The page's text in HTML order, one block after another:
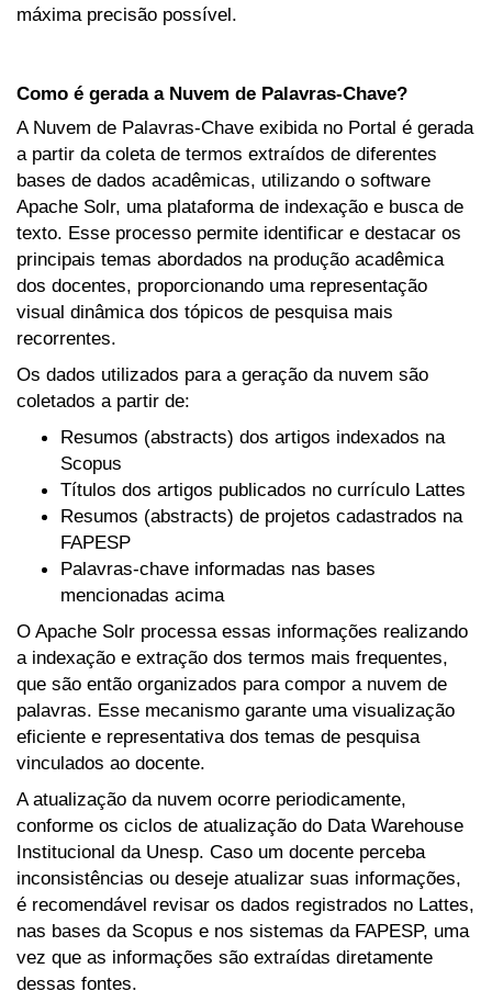
máxima precisão possível.
Como é gerada a Nuvem de Palavras-Chave?
A Nuvem de Palavras-Chave exibida no Portal é gerada
a partir da coleta de termos extraídos de diferentes
bases de dados acadêmicas, utilizando o software
Apache Solr, uma plataforma de indexação e busca de
texto. Esse processo permite identificar e destacar os
principais temas abordados na produção acadêmica
dos docentes, proporcionando uma representação
visual dinâmica dos tópicos de pesquisa mais
recorrentes.
Os dados utilizados para a geração da nuvem são
coletados a partir de:
Resumos (abstracts) dos artigos indexados na
Scopus
Títulos dos artigos publicados no currículo Lattes
Resumos (abstracts) de projetos cadastrados na
FAPESP
Palavras-chave informadas nas bases
mencionadas acima
O Apache Solr processa essas informações realizando
a indexação e extração dos termos mais frequentes,
que são então organizados para compor a nuvem de
palavras. Esse mecanismo garante uma visualização
eficiente e representativa dos temas de pesquisa
vinculados ao docente.
A atualização da nuvem ocorre periodicamente,
conforme os ciclos de atualização do Data Warehouse
Institucional da Unesp. Caso um docente perceba
inconsistências ou deseje atualizar suas informações,
é recomendável revisar os dados registrados no Lattes,
nas bases da Scopus e nos sistemas da FAPESP, uma
vez que as informações são extraídas diretamente
dessas fontes.